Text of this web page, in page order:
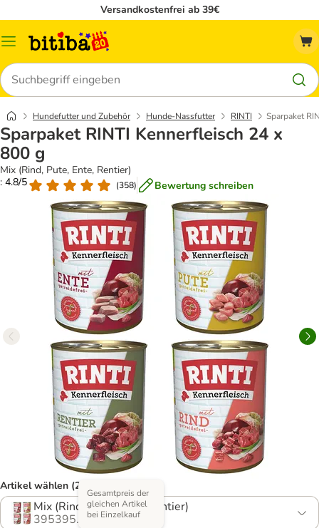
Versandkostenfrei ab 39€
Menü
Suchen
Hundefutter und Zubehör Hunde-Nassfutter RINTI Sparpaket
Sparpaket RINTI Kennerfleisch 24 x
800 g
Mix (Rind, Pute, Ente, Rentier)
: 4.8/5
(358) Bewertung schreiben
Artikel wählen (27 Varianten)
Mix (Rind, Pute, Ente, Rentier)
395395.51
Gesamtpreis der
gleichen Artikel
bei Einzelkauf